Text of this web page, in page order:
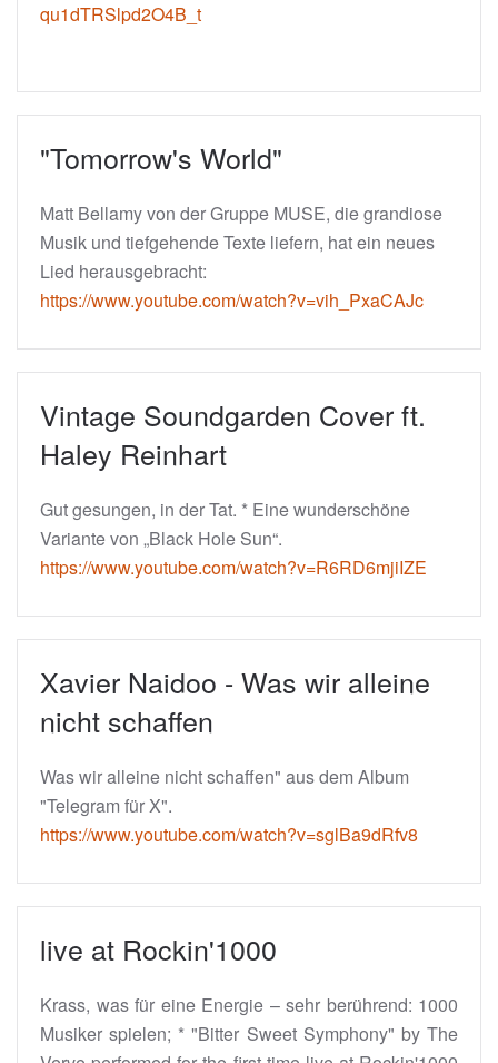
qu1dTRSlpd2O4B_t
"Tomorrow's World"
Matt Bellamy von der Gruppe MUSE, die grandiose
Musik und tiefgehende Texte liefern, hat ein neues
Lied herausgebracht:
https://www.youtube.com/watch?v=vih_PxaCAJc
Vintage Soundgarden Cover ft.
Haley Reinhart
Gut gesungen, in der Tat. * Eine wunderschöne
Variante von „Black Hole Sun“.
https://www.youtube.com/watch?v=R6RD6mjiIZE
Xavier Naidoo - Was wir alleine
nicht schaffen
Was wir alleine nicht schaffen" aus dem Album
"Telegram für X".
https://www.youtube.com/watch?v=sglBa9dRfv8
live at Rockin'1000
Krass, was für eine Energie – sehr berührend: 1000
Musiker spielen; * "Bitter Sweet Symphony" by The